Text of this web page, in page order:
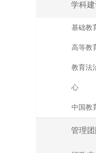
学科
基础教
高等教
教育法
心
中国教
管理团